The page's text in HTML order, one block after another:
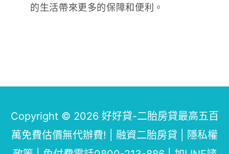
的生活帶來更多的保障和便利。
Copyright © 2026 好好貸-二胎房貸最高五百
萬免費估價無代辦費! | 融資二胎房貸 |
隱私權